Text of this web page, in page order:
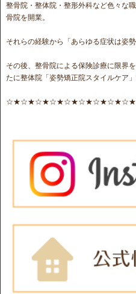
整骨院・整体院・整形外科など色々な
骨院を開業。
それらの経験から「あらゆる症状は姿
その後、整骨院による保険診療に限界
たに整体院「姿勢矯正院スタイルケア」